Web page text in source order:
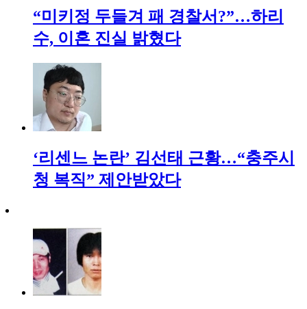
“미키정 두들겨 패 경찰서?”…하리
수, 이혼 진실 밝혔다
‘리센느 논란’ 김선태 근황…“충주시
청 복직” 제안받았다